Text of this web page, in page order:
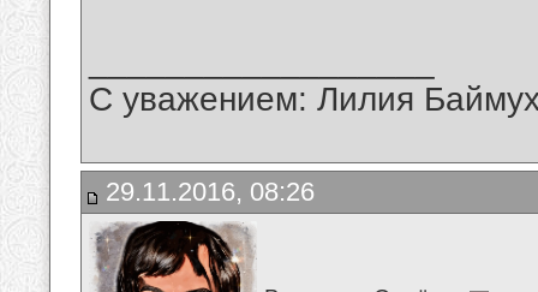
С уважением: Лилия
29.11.2016, 08:26